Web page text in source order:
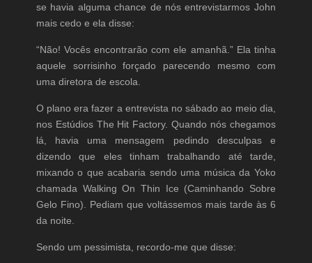
se havia alguma chance de nós entrevistarmos John
mais cedo e ela disse:
“Não! Vocês encontrarão com ele amanhã.” Ela tinha
aquele sorrisinho forçado parecendo mesmo com
uma diretora de escola.
O plano era fazer a entrevista no sábado ao meio dia,
nos Estúdios The Hit Factory. Quando nós chegamos
lá, havia uma mensagem pedindo desculpas e
dizendo que eles tinham trabalhando até tarde,
mixando o que acabaria sendo uma música da Yoko
chamada Walking On Thin Ice (Caminhando Sobre
Gelo Fino). Pediam que voltássemos mais tarde às 6
da noite.
Sendo um pessimista, recordo-me que disse: